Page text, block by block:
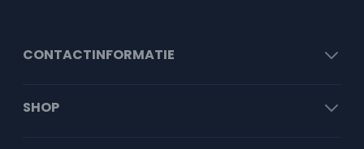
CONTACTINFORMATIE
SHOP